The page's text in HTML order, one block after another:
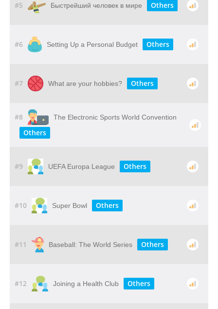
#5 Быстрейший человек в мире Others
#6 Setting Up a Personal Budget Others
#7 What are your hobbies? Others
#8 The Electronic Sports World Convention
Others
#9 UEFA Europa League Others
#10 Super Bowl Others
#11 Baseball: The World Series Others
#12 Joining a Health Club Others